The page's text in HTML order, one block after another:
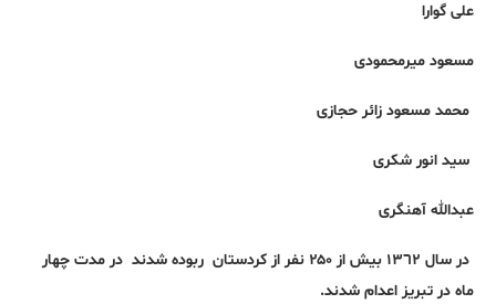
علی گوارا
مسعود میرمحمودی
محمد مسعود زائر حجازی
سید انور شکری
عبدالله آهنگری
در سال ١٣٦٢ بیش از ۲۵۰ نفر از کردستان ربوده شدند در مدت چهار
ماه در تبریز اعدام شدند.